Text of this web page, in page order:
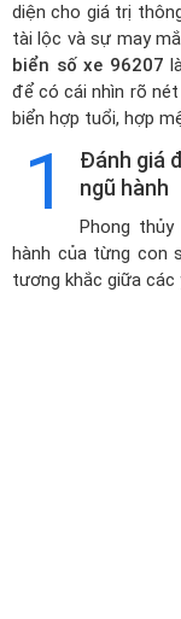
diện cho giá trị
tài lộc và sự may
biển số xe 96207
để có cái nhìn rõ
biển hợp tuổi, hợp
1
Đánh giá
ngũ hành
Phong
hành của từng con
tương khắc giữa các